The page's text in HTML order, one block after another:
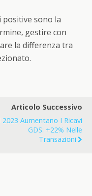
sono la
gestire con
la differenza tra
Articolo Successivo
2023 Aumentano I Ricavi
GDS: +22% Nelle
Transazioni